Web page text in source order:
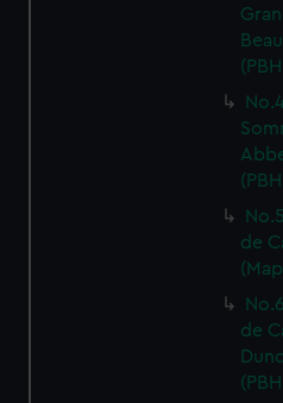
de
de